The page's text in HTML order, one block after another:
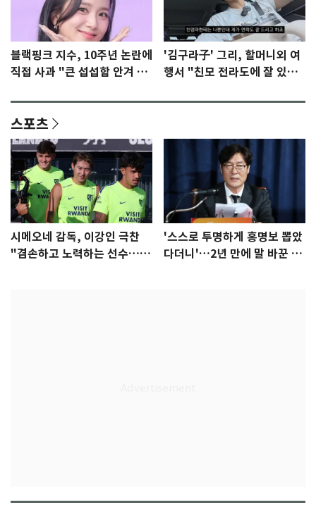
블랙핑크 지수, 10주년 논란에
직접 사과 "큰 섭섭함 안겨 미
'김구라子' 그리, 할머니외 여
행서 "친모 전라도에 잘 있
스포츠
시메오네 감독, 이강인 극찬
"겸손하고 노력하는 선수…좋
'스스로 투명하게 홍명보 뽑았
다더니'…2년 만에 말 바꾼 이